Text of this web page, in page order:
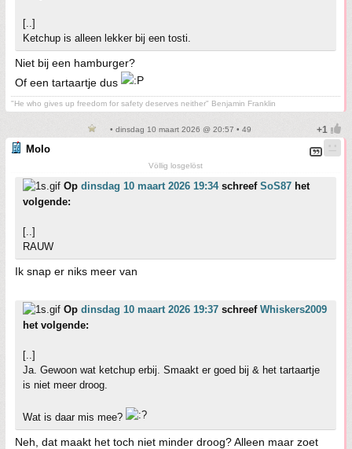
[..]
Ketchup is alleen lekker bij een tosti.
Niet bij een hamburger?
Of een tartaartje dus
"He who gives up freedom for safety deserves neither" Benjamin Franklin
• dinsdag 10 maart 2026 @ 20:57 • 49
Molo
Völlig losgelöst
Op dinsdag 10 maart 2026 19:34schreef SoS87 het
volgende:
[..]
RAUW
Ik snap er niks meer van
Op dinsdag 10 maart 2026 19:37 schreef Whiskers2009
het volgende:
[..]
Ja. Gewoon wat ketchup erbij. Smaakt er goed bij & het tartaartje
is niet meer droog.
Wat is daar mis mee?
Neh, dat maakt het toch niet minder droog? Alleen maar zoet